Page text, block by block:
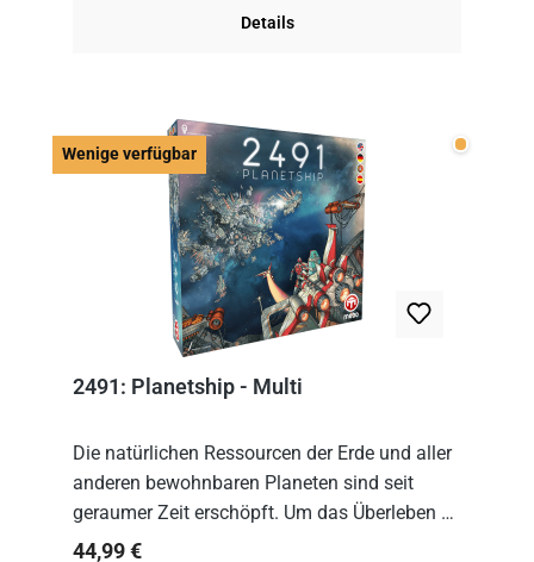
Details
Wenige verfügbar Wenige
2491: Planetship - Multi
Die natürlichen Ressourcen der Erde und aller
anderen bewohnbaren Planeten sind seit
geraumer Zeit erschöpft. Um das Überleben zu
sichern, wurden die sogenannten
Regulärer Preis:
44,99 €